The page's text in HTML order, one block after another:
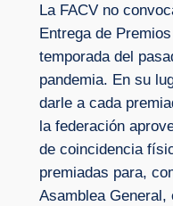
La FACV no
Entrega de
temporada del
pandemia. En su
darle a cada
la federación
de coincidencia
premiadas para,
Asamblea General,